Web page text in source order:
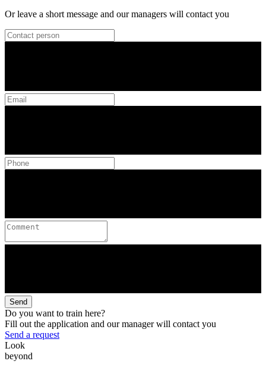
Or leave a short message and our managers will contact you
Send
Do you want to train here?
Fill out the application and our manager will contact you
Send a request
Look
beyond